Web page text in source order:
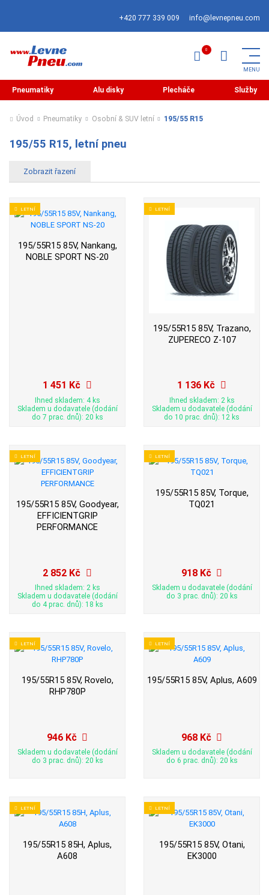
+420 777 339 009 info@levnepneu.com
Pneumatiky Alu disky Plecháče Služby
Úvod Pneumatiky Osobní & SUV letní 195/55 R15
195/55 R15, letní pneu
LETNÍ
195/55R15 85V, Nankang,
NOBLE SPORT NS-20
1 451 Kč
Ihned skladem: 4 ks
Skladem u dodavatele (dodání
do 7 prac. dnů): 20 ks
LETNÍ
195/55R15 85V, Trazano,
ZUPERECO Z-107
1 136 Kč
Ihned skladem: 2 ks
Skladem u dodavatele (dodání
do 10 prac. dnů): 12 ks
LETNÍ
195/55R15 85V, Goodyear,
EFFICIENTGRIP
PERFORMANCE
2 852 Kč
Ihned skladem: 2 ks
Skladem u dodavatele (dodání
do 4 prac. dnů): 18 ks
LETNÍ
195/55R15 85V, Torque,
TQ021
918 Kč
Skladem u dodavatele (dodání
do 3 prac. dnů): 20 ks
LETNÍ
195/55R15 85V, Rovelo,
RHP780P
946 Kč
Skladem u dodavatele (dodání
do 3 prac. dnů): 20 ks
LETNÍ
195/55R15 85V, Aplus, A609
968 Kč
Skladem u dodavatele (dodání
do 6 prac. dnů): 20 ks
LETNÍ
195/55R15 85H, Aplus,
A608
LETNÍ
195/55R15 85V, Otani,
EK3000